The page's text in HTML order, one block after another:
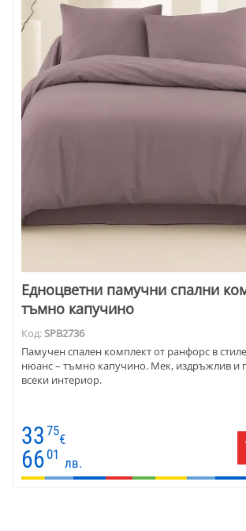
Едноцветни памучни спални
тъмно капучино
Код:SPB2736
Памучен спален комплект от ранфорс в
нюанс – тъмно капучино. Мек, издръжлив и
всеки интериор.
33 75
€
66 01
лв.